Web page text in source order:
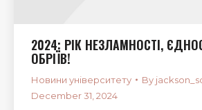
2024: РІК НЕЗЛАМНОСТІ,
ОБРІЇВ!
Новини університету By
December 31, 2024